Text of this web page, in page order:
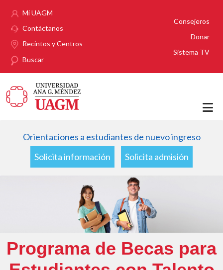
Mi UAGM
Contáctanos
Recintos y Centros
Buscar
Consejeros
Donar
Sistema TV
Orientaciones a estudiantes de nuevo ingreso
Solicita información
Solicita admisión
Programa de Becas para